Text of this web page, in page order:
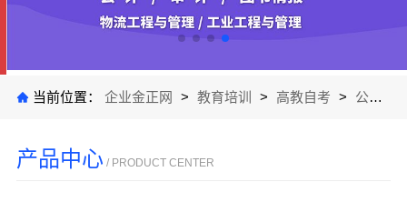
当前位置： 企业金正网 > 教育培训 > 高教自考 > 公司产品
产品中心 / PRODUCT CENTER